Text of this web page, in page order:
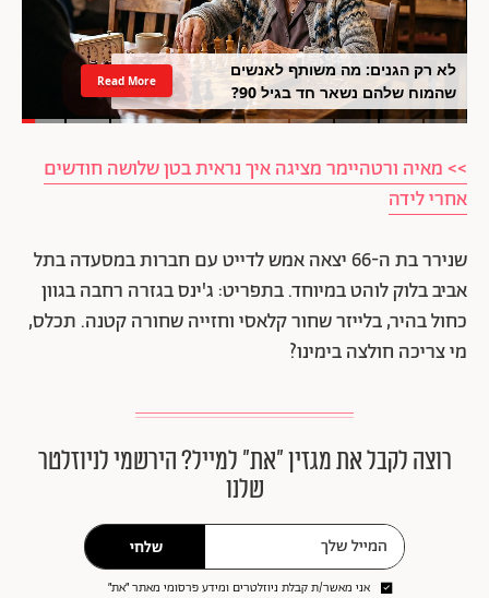
לא רק הגנים: מה משותף לאנשים
שהמוח שלהם נשאר חד בגיל 90?
Read More
>> מאיה ורטהיימר מציגה איך נראית בטן שלושה חודשים
אחרי לידה
שנירר בת ה-66 יצאה אמש לדייט עם חברות במסעדה בתל
אביב בלוק לוהט במיוחד. בתפריט: ג'ינס בגזרה רחבה בגוון
כחול בהיר, בלייזר שחור קלאסי וחזייה שחורה קטנה. תכלס,
מי צריכה חולצה בימינו?
רוצה לקבל את מגזין ״את״ למייל? הירשמי לניוזלטר
שלנו
שלחי
אני מאשר/ת קבלת ניוזלטרים ומידע פרסומי מאתר ״את״